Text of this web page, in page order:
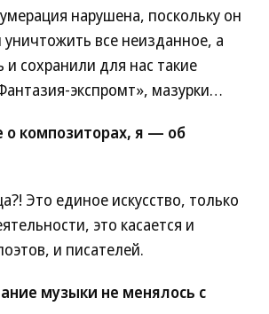
нарушена, поскольку он
уничтожить все неизданное, а
сохранили для нас такие
экспромт», мазурки…
композиторах, я — об
Это единое искусство, только
это касается и
и писателей.
музыки не менялось с